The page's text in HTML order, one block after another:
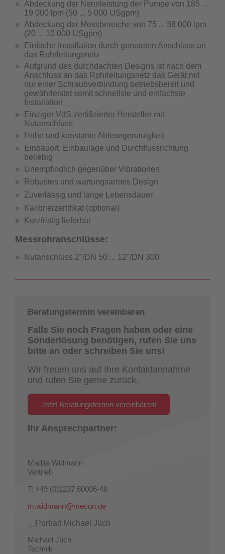
Abdeckung der Nennleistung der Pumpe von 185 ...
19 000 lpm (50 ... 5 000 USgpm)
Abdeckung der Messbereiche von 75 ... 38 000 lpm
(20 ... 10 000 USgpm)
Einfache Installation durch genuteten Anschluss an
das Rohrleitungsnetz
Aufgrund des durchdachten Designs ist nach dem
Anschluss an das Rohrleitungsnetz das Gerät mit
nur einer Schraubverbindung betriebsbereit und
gewährleistet somit schnellste und einfachste
Installation
Einziger VdS-zertifizierter Hersteller mit
Nutanschluss
Hohe und konstante Ablesegenauigkeit
Einbauort, Einbaulage und Durchflussrichtung
beliebig
Unempfindlich gegenüber Vibrationen
Robustes und wartungsarmes Design
Zuverlässig und lange Lebensdauer
Kalibrierzertifikat (optional)
Kurzfristig lieferbar
Messrohranschlüsse:
Nutanschluss 2"/DN 50 ... 12"/DN 300
Beratungstermin vereinbaren
Falls Sie noch Fragen haben oder eine
Sonderlösung benötigen, rufen Sie uns
bitte an oder schreiben Sie uns!
Wir freuen uns auf Ihre Kontaktannahme
und rufen Sie gerne zurück.
Jetzt Beratungstermin vereinbaren!
Ihr Ansprechpartner:
Madita Widmann
Vertrieb
T: +49 (0)2237 60006-48
m.widmann@mecon.de
Michael Jüch
Technik